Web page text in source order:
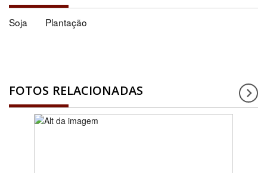
Soja Plantação
FOTOS RELACIONADAS